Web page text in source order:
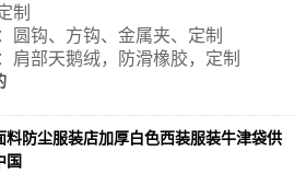
制
圆钩、方钩、金属夹、定制
肩部天鹅绒，防滑橡胶，定制
料防尘服装店加厚白色西装服装牛津袋供
国